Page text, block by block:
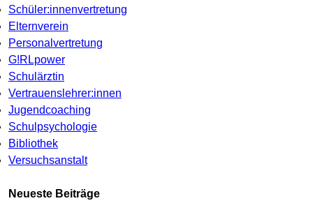
Schüler:innenvertretung
Elternverein
Personalvertretung
G!RLpower
Schulärztin
Vertrauenslehrer:innen
Jugendcoaching
Schulpsychologie
Bibliothek
Versuchsanstalt
Neueste Beiträge